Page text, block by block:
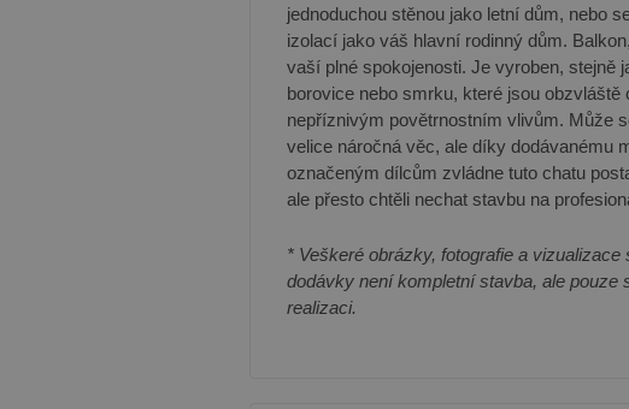
jednoduchou stěnou jako letní dům, nebo
izolací jako váš hlavní rodinný dům.
vaší plné spokojenosti. Je vyroben, stejně
borovice nebo smrku, které jsou
nepříznivým povětrnostním vlivům. Může
velice náročná věc, ale díky dodávanému
označeným dílcům zvládne tuto chatu
ale přesto chtěli nechat stavbu na
* Veškeré obrázky, fotografie a
dodávky není kompletní stavba, ale
realizaci.